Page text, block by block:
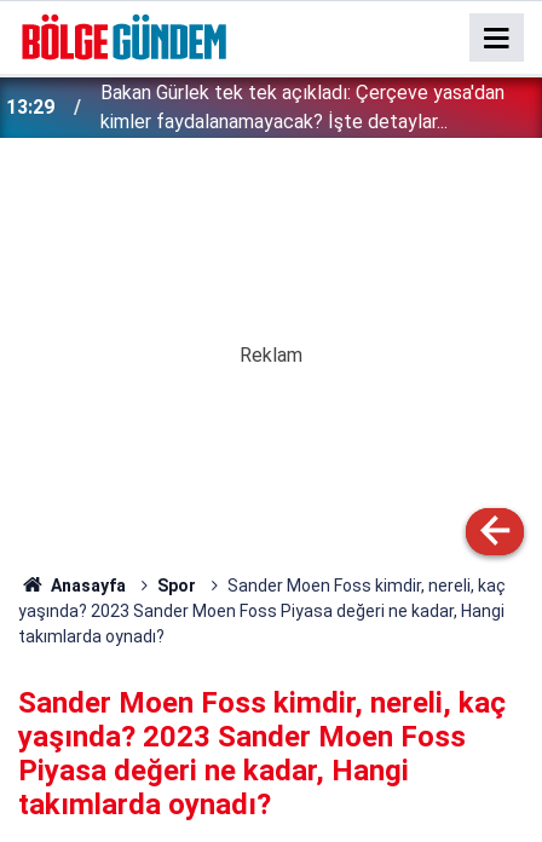
13:29
Bakan Gürlek tek tek açıkladı: Çerçeve yasa'dan
kimler faydalanamayacak? İşte detaylar...
Anasayfa Spor
Sander Moen Foss kimdir, nereli, kaç
yaşında? 2023 Sander Moen Foss Piyasa değeri ne kadar, Hangi
takımlarda oynadı?
Sander Moen Foss kimdir, nereli, kaç
yaşında? 2023 Sander Moen Foss
Piyasa değeri ne kadar, Hangi
takımlarda oynadı?